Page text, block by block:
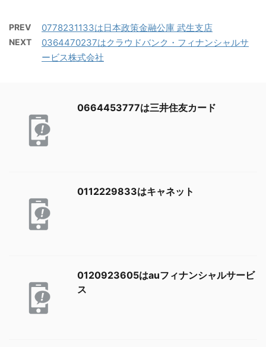
PREV 0778231133は日本政策金融公庫 武生支店
NEXT
0364470237はクラウドバンク・フィナンシャルサ
ービス株式会社
0664453777は三井住友カード
0112229833はキャネット
0120923605はauフィナンシャルサービ
ス